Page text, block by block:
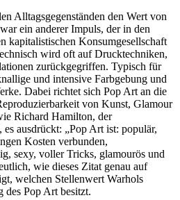
Alltagsgegenständen den Wert von
ein anderer Impuls, der in den
kapitalistischen Konsumgesellschaft
wird oft auf Drucktechniken,
zurückgegriffen. Typisch für
und intensive Farbgebung und
Dabei richtet sich Pop Art an die
von Kunst, Glamour
Richard Hamilton, der
ausdrückt: „Pop Art ist: populär,
Kosten verbunden,
sexy, voller Tricks, glamourös und
wie dieses Zitat genau auf
welchen Stellenwert Warhols
des Pop Art besitzt.